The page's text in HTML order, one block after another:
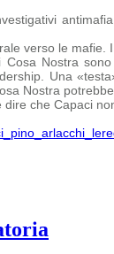
verso le
Cosa Nostra
Una
Nostra
che Capaci